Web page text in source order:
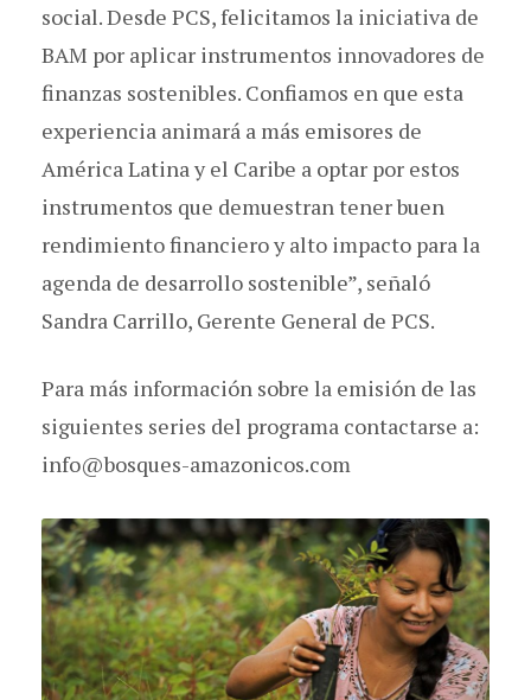
social. Desde PCS, felicitamos la iniciativa de
BAM por aplicar instrumentos innovadores de
finanzas sostenibles. Confiamos en que esta
experiencia animará a más emisores de
América Latina y el Caribe a optar por estos
instrumentos que demuestran tener buen
rendimiento financiero y alto impacto para la
agenda de desarrollo sostenible”, señaló
Sandra Carrillo, Gerente General de PCS.
Para más información sobre la emisión de las
siguientes series del programa contactarse a:
info@bosques-amazonicos.com